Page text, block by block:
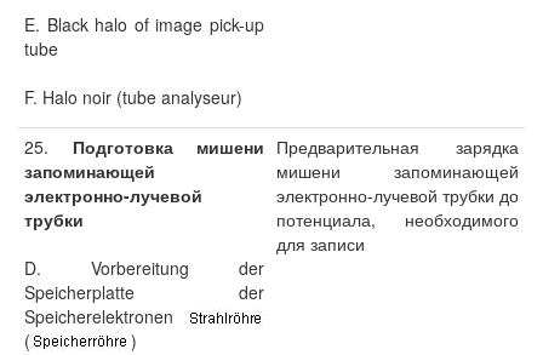
E. Black halo of image pick-up
tube
F. Halo noir (tube analyseur)
25. Подготовка мишени
запоминающей
электронно-лучевой
трубки
D. Vorbereitung der
Speicherplatte der
Speicherelektronen
(
)
Предварительная зарядка
мишени запоминающей
электронно-лучевой трубки до
потенциала, необходимого
для записи